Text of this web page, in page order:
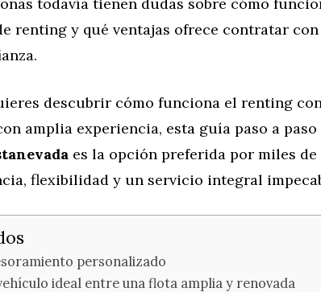
renting y qué ventajas ofrece contratar
descubrir cómo funciona el renting
amplia experiencia, esta guía paso a paso
es la opción preferida por miles
flexibilidad y un servicio integral
personalizado
ideal entre una flota amplia y renovada